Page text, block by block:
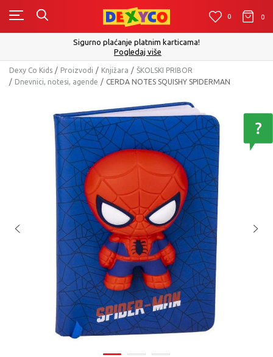
0 0
Sigurno plaćanje platnim karticama!
Pogledaj više
Dexy Co Kids Proizvodi Knjižara
ŠKOLSKI PRIBOR
Dnevnici, notesi, agende
CERDA NOTES SQUISHY SPIDERMAN